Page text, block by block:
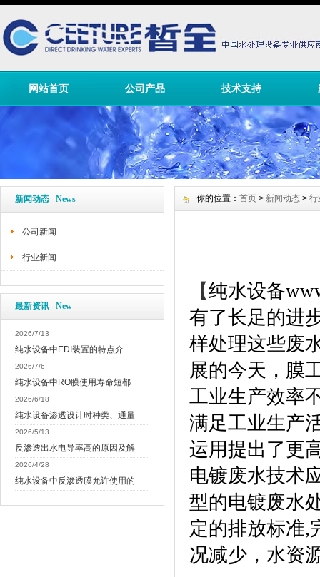
网站首页 公司产品 技术支持
新闻动态 News
公司新闻
行业新闻
最新资讯 New
2026/7/13
纯水设备中EDI装置的特点介
2026/7/6
纯水设备中RO膜使用寿命短都
2026/6/18
纯水设备渗透设计时种类、通量
2026/5/13
反渗透出水电导率高的原因及解
2026/4/28
纯水设备中反渗透膜允许使用的
你的位置： 首页 > 新闻动态 > 行
【纯水设备
有了长足的进
样处理这些废
展的今天，膜
工业生产效率
满足工业生产
运用提出了更
电镀废水技术
型的电镀废水
定的排放标准,
况减少，水资